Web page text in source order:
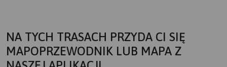
NA TYCH TRASACH PRZYDA CI SIĘ
MAPOPRZEWODNIK LUB MAPA Z